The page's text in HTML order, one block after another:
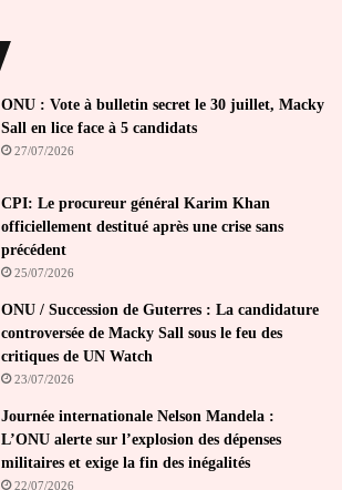
ONU : Vote à bulletin secret le 30 juillet, Macky
Sall en lice face à 5 candidats
27/07/2026
CPI: Le procureur général Karim Khan
officiellement destitué après une crise sans
précédent
25/07/2026
ONU / Succession de Guterres : La candidature
controversée de Macky Sall sous le feu des
critiques de UN Watch
23/07/2026
Journée internationale Nelson Mandela :
L’ONU alerte sur l’explosion des dépenses
militaires et exige la fin des inégalités
22/07/2026